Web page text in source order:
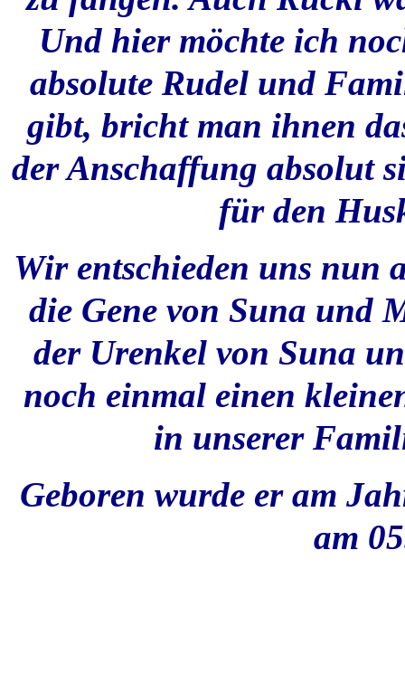
Und hier möchte ich
absolute Rudel und
gibt, bricht man ihnen
der Anschaffung absolut
für den
Wir entschieden uns nun
die Gene von Suna und
der Urenkel von Suna
noch einmal einen
in unserer
Geboren wurde er am
am